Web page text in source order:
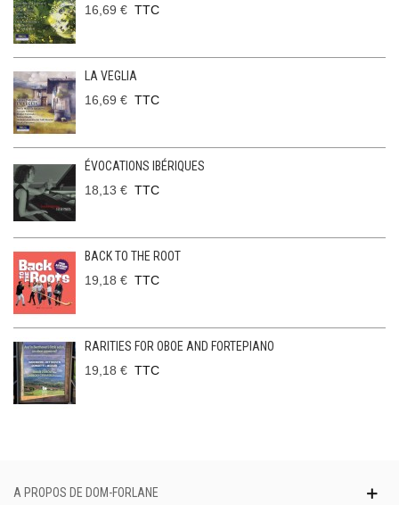
16,69 € TTC
LA VEGLIA
16,69 € TTC
ÉVOCATIONS IBÉRIQUES
18,13 € TTC
BACK TO THE ROOT
19,18 € TTC
RARITIES FOR OBOE AND FORTEPIANO
19,18 € TTC
A PROPOS DE DOM-FORLANE